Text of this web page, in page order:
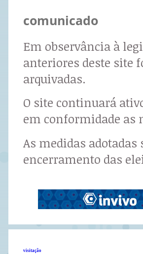
comunicado
Em observância à
anteriores deste site
arquivadas.
O site continuará
em conformidade
As medidas
encerramento das
visitação